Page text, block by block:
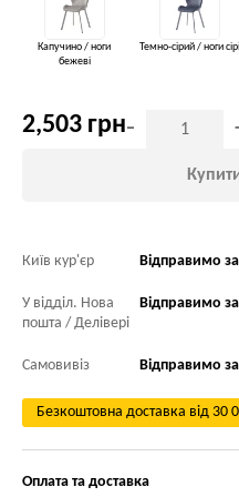
Капучино / ноги
бежеві
Темно-сірий / ноги сірі
2,503 грн-
Київ кур'єр Відправимо
У відділ. Нова
пошта / Делівері
Відправимо
Самовивіз Відправимо
Безкоштовна доставка від 30
Оплата та доставка